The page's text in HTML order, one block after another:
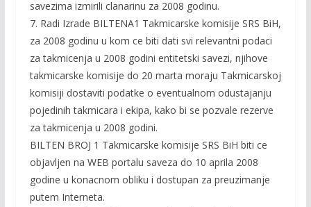
savezima izmirili clanarinu za 2008 godinu.
7. Radi Izrade BILTENA1 Takmicarske komisije SRS BiH,
za 2008 godinu u kom ce biti dati svi relevantni podaci
za takmicenja u 2008 godini entitetski savezi, njihove
takmicarske komisije do 20 marta moraju Takmicarskoj
komisiji dostaviti podatke o eventualnom odustajanju
pojedinih takmicara i ekipa, kako bi se pozvale rezerve
za takmicenja u 2008 godini.
BILTEN BROJ 1 Takmicarske komisije SRS BiH biti ce
objavljen na WEB portalu saveza do 10 aprila 2008
godine u konacnom obliku i dostupan za preuzimanje
putem Interneta.